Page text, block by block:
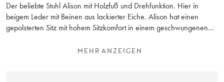
Der beliebte Stuhl Alison mit Holzfuß und Drehfunktion. Hier in
beigem Leder mit Beinen aus lackierter Eiche. Alison hat einen
gepolsterten Sitz mit hohem Sitzkomfort in einem geschwungenen
perfekt um den Esstisch, aber auch als gelegentlicher Stuhl für den
MEHR ANZEIGEN